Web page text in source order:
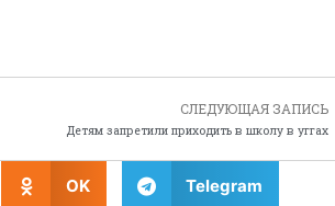
СЛЕДУЮЩАЯ ЗАПИСЬ
Детям запретили приходить в школу в уггах
OK Telegram